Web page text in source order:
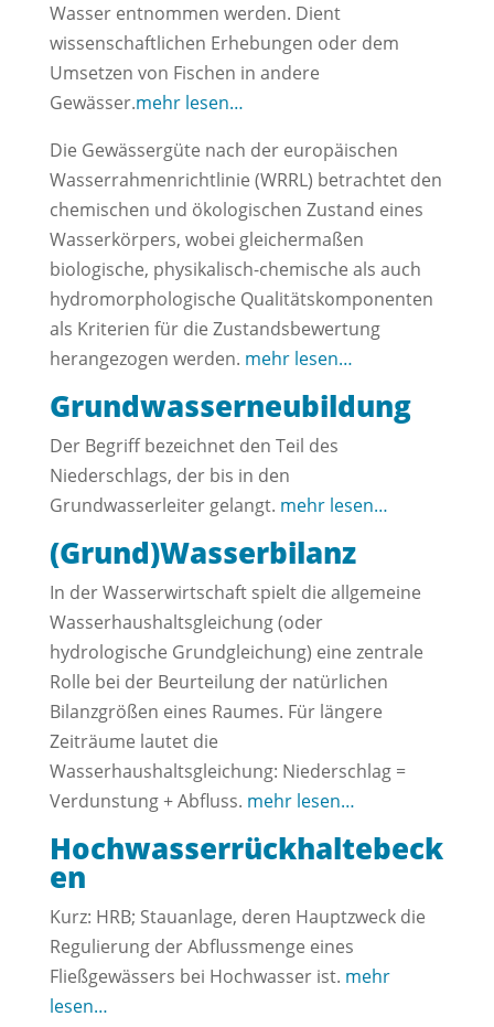
Wasser entnommen werden. Dient
wissenschaftlichen Erhebungen oder dem
Umsetzen von Fischen in andere
Gewässer.mehr lesen…
Die Gewässergüte nach der europäischen
Wasserrahmenrichtlinie (WRRL) betrachtet den
chemischen und ökologischen Zustand eines
Wasserkörpers, wobei gleichermaßen
biologische, physikalisch-chemische als auch
hydromorphologische Qualitätskomponenten
als Kriterien für die Zustandsbewertung
herangezogen werden. mehr lesen…
Grundwasserneubildung
Der Begriff bezeichnet den Teil des
Niederschlags, der bis in den
Grundwasserleiter gelangt. mehr lesen…
(Grund)Wasserbilanz
In der Wasserwirtschaft spielt die allgemeine
Wasserhaushaltsgleichung (oder
hydrologische Grundgleichung) eine zentrale
Rolle bei der Beurteilung der natürlichen
Bilanzgrößen eines Raumes. Für längere
Zeiträume lautet die
Wasserhaushaltsgleichung: Niederschlag =
Verdunstung + Abfluss. mehr lesen…
Hochwasserrückhaltebeck
en
Kurz: HRB; Stauanlage, deren Hauptzweck die
Regulierung der Abflussmenge eines
Fließgewässers bei Hochwasser ist. mehr
lesen…